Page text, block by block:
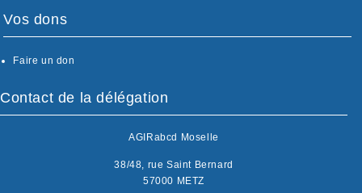
Vos dons
Faire un don
Contact de la délégation
AGIRabcd Moselle
38/48, rue Saint Bernard
57000 METZ